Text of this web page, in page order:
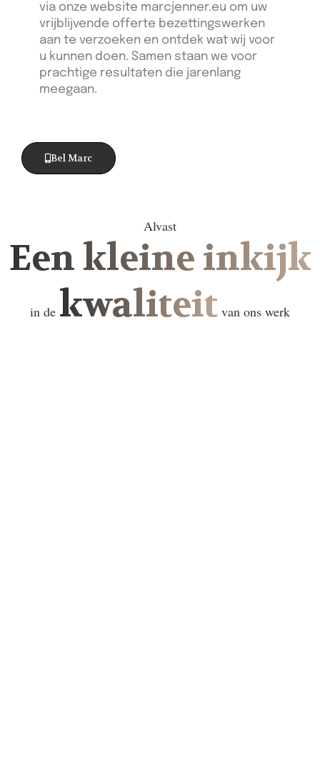
via onze website marcjenner.eu om uw
vrijblijvende offerte bezettingswerken
aan te verzoeken en ontdek wat wij voor
u kunnen doen. Samen staan we voor
prachtige resultaten die jarenlang
meegaan.
Bel Marc
Alvast
Een kleine inkijk
in de kwaliteit van ons werk